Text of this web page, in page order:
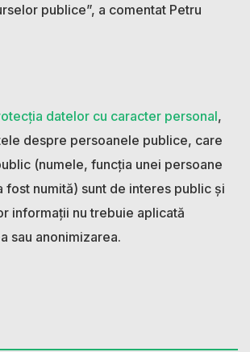
publice”, a comentat Petru
datelor cu caracter personal,
despre persoanele publice, care
(numele, funcţia unei persoane
fost numită) sunt de interes public şi
informaţii nu trebuie aplicată
sau anonimizarea.